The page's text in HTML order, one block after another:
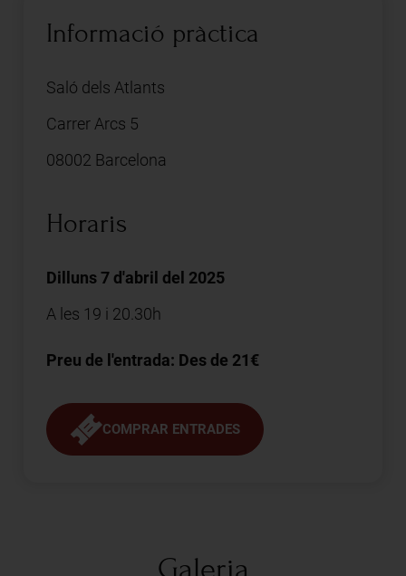
Informació pràctica
Saló dels Atlants
Carrer Arcs 5
08002 Barcelona
Horaris
Dilluns 7 d'abril del 2025
A les 19 i 20.30h
Preu de l'entrada: Des de 21€
COMPRAR ENTRADES